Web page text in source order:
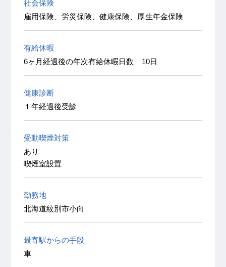
社会保険
雇用保険、労災保険、健康保険、厚生年金保険
有給休暇
6ヶ月経過後の年次有給休暇日数 10日
健康診断
１年経過後受診
受動喫煙対策
あり
喫煙室設置
勤務地
北海道紋別市小向
最寄駅からの手段
車